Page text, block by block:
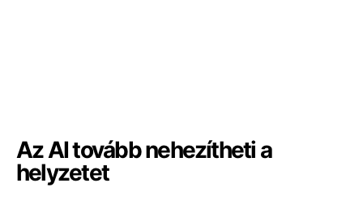
Az AI tovább nehezítheti a
helyzetet